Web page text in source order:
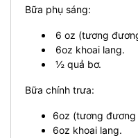
Bữa phụ sáng:
6 oz (tương
6oz khoai lang.
½ quả bơ.
Bữa chính trưa:
6oz (tương
6oz khoai lang.